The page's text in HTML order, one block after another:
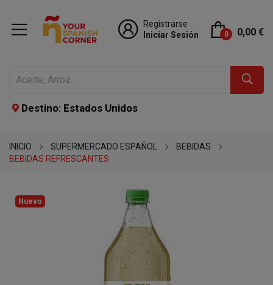
Registrarse
Iniciar Sesión
0 0,00 €
Destino: Estados Unidos
INICIO SUPERMERCADO ESPAÑOL
BEBIDAS
BEBIDAS REFRESCANTES
Nuevo